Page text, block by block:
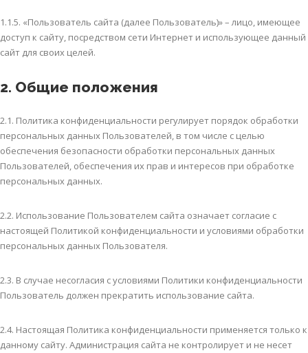
1.1.5. «Пользователь сайта (далее Пользователь)» – лицо, имеющее
доступ к сайту, посредством сети Интернет и использующее данный
сайт для своих целей.
2. Общие положения
2.1. Политика конфиденциальности регулирует порядок обработки
персональных данных Пользователей, в том числе с целью
обеспечения безопасности обработки персональных данных
Пользователей, обеспечения их прав и интересов при обработке
персональных данных.
2.2. Использование Пользователем сайта означает согласие с
настоящей Политикой конфиденциальности и условиями обработки
персональных данных Пользователя.
2.3. В случае несогласия с условиями Политики конфиденциальности
Пользователь должен прекратить использование сайта.
2.4. Настоящая Политика конфиденциальности применяется только к
данному сайту. Администрация сайта не контролирует и не несет